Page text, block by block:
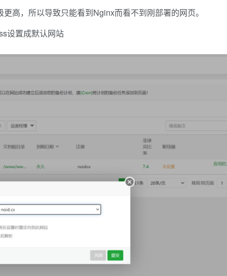
高，所以导致只能看到Nginx而看不到刚部署的网页。
设置成默认网站